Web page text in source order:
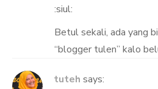
:siul:
Betul sekali, ada yang
“blogger tulen” kalo
tuteh says: